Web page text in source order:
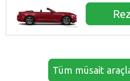
Tüm müsait